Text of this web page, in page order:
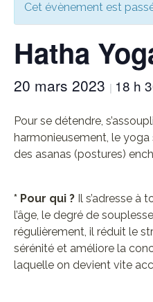
Cet évènement est
Hatha
20 mars 2023 | 18 h
Pour se détendre,
harmonieusement, le yoga
des asanas (postures)
* Pour qui ? Il s’adresse à
l’âge, le degré de
régulièrement, il réduit le
sérénité et améliore la
laquelle on devient vite